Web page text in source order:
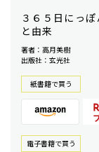
３６５日にっ
と由来
著者：高月美樹
出版社：玄光社
紙書籍で買う
電⼦書籍で買う